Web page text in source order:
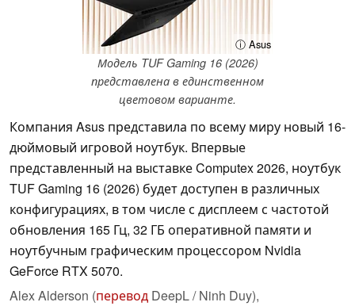
ⓘ Asus
Модель TUF Gaming 16 (2026)
представлена в единственном
цветовом варианте.
Компания Asus представила по всему миру новый 16-
дюймовый игровой ноутбук. Впервые
представленный на выставке Computex 2026, ноутбук
TUF Gaming 16 (2026) будет доступен в различных
конфигурациях, в том числе с дисплеем с частотой
обновления 165 Гц, 32 ГБ оперативной памяти и
ноутбучным графическим процессором Nvidia
GeForce RTX 5070.
Alex Alderson (перевод DeepL / Ninh Duy),